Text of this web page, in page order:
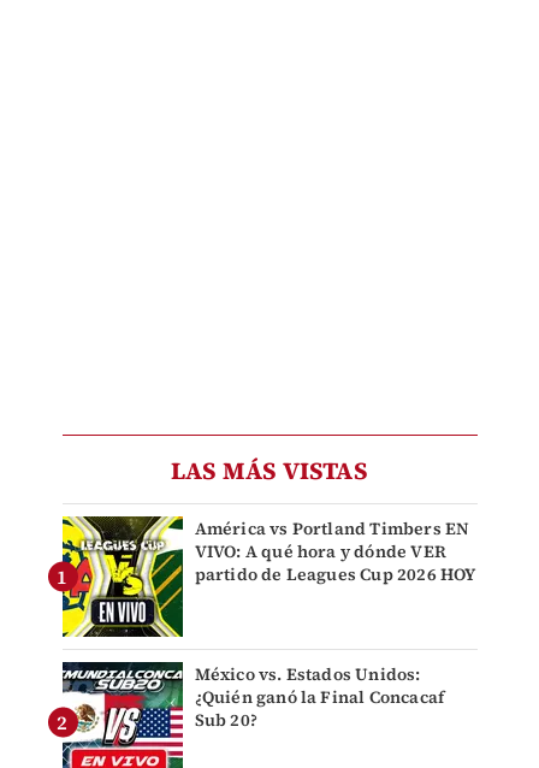
LAS MÁS VISTAS
América vs Portland Timbers EN
VIVO: A qué hora y dónde VER
partido de Leagues Cup 2026 HOY
México vs. Estados Unidos:
¿Quién ganó la Final Concacaf
Sub 20?